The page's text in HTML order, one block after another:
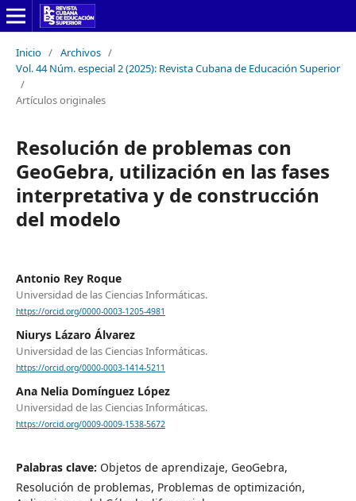
Inicio / Archivos /
Vol. 44 Núm. especial 2 (2025): Revista Cubana de Educación Superior
/
Artículos originales
Resolución de problemas con
GeoGebra, utilización en las fases
interpretativa y de construcción
del modelo
Antonio Rey Roque
Universidad de las Ciencias Informáticas.
https://orcid.org/0000-0003-1205-4981
Niurys Lázaro Álvarez
Universidad de las Ciencias Informáticas.
https://orcid.org/0000-0003-1414-5211
Ana Nelia Domínguez López
Universidad de las Ciencias Informáticas.
https://orcid.org/0009-0009-1538-5672
Palabras clave: Objetos de aprendizaje, GeoGebra,
Resolución de problemas, Problemas de optimización,